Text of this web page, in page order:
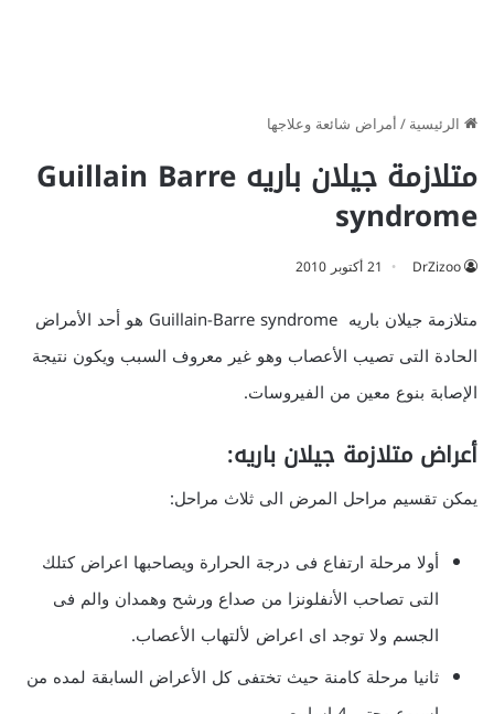
الرئيسية/أمراض شائعة وعلاجها
متلازمة جيلان باريه Guillain Barre
syndrome
DrZizoo 21 أكتوبر 2010
متلازمة جيلان باريه Guillain-Barre syndrome هو أحد الأمراض
الحادة التى تصيب الأعصاب وهو غير معروف السبب ويكون نتيجة
الإصابة بنوع معين من الفيروسات.
أعراض متلازمة جيلان باريه:
يمكن تقسيم مراحل المرض الى ثلاث مراحل:
أولا مرحلة ارتفاع فى درجة الحرارة ويصاحبها اعراض كتلك
التى تصاحب الأنفلونزا من صداع ورشح وهمدان والم فى
الجسم ولا توجد اى اعراض لألتهاب الأعصاب.
ثانيا مرحلة كامنة حيث تختفى كل الأعراض السابقة لمده من